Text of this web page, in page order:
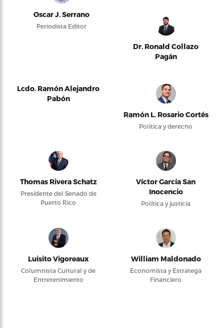
Oscar J. Serrano
Periodista Editor
Dr. Ronald Collazo
Pagán
Lcdo. Ramón Alejandro
Pabón
Ramón L. Rosario Cortés
Política y derecho
Thomas Rivera Schatz
Presidente del Senado de
Puerto Rico
Víctor García San
Inocencio
Política y justicia
Luisito Vigoreaux
Columnista Cultural y de
Entretenimiento
William Maldonado
Economista y Estratega
Financiero